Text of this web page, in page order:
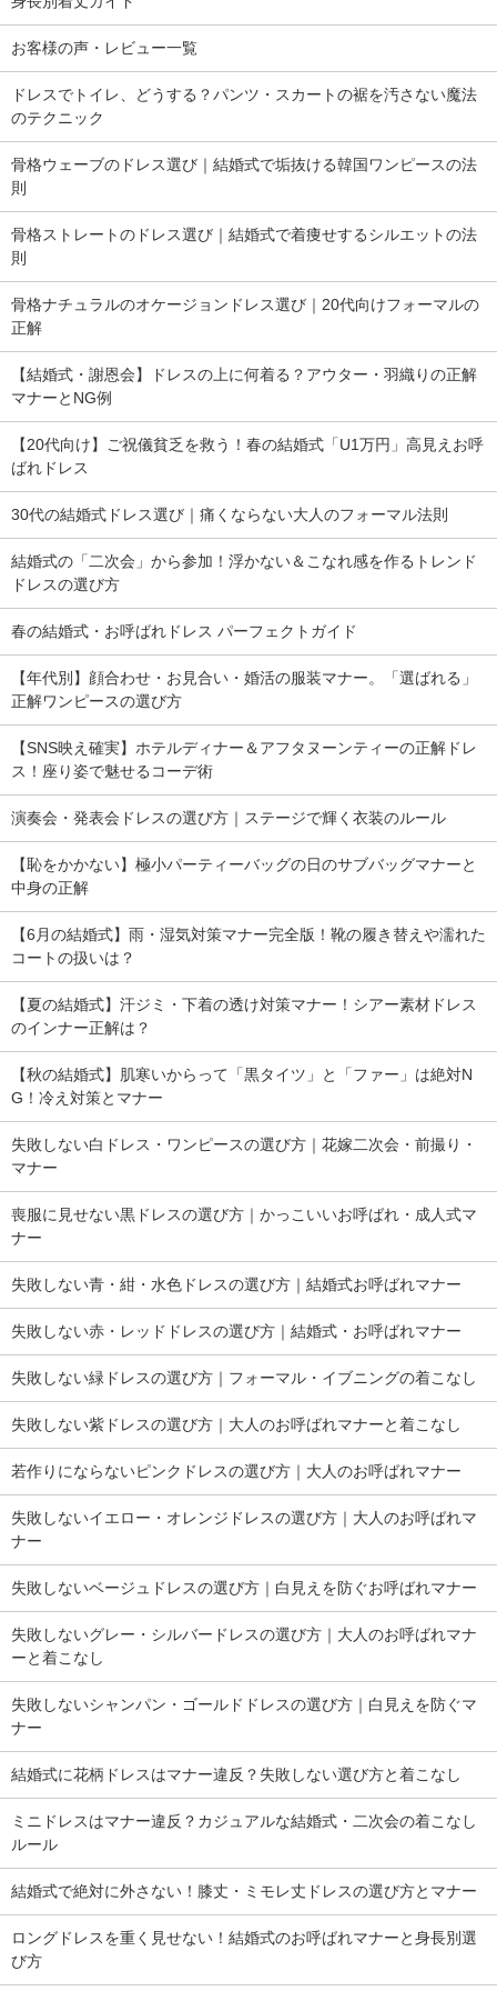
お客様の声・レビュー一覧
ドレスでトイレ、どうする？パンツ・スカートの裾を汚さない魔法
のテクニック
骨格ウェーブのドレス選び｜結婚式で垢抜ける韓国ワンピースの法
則
骨格ストレートのドレス選び｜結婚式で着痩せするシルエットの法
則
骨格ナチュラルのオケージョンドレス選び｜20代向けフォーマルの
正解
【結婚式・謝恩会】ドレスの上に何着る？アウター・羽織りの正解
マナーとNG例
【20代向け】ご祝儀貧乏を救う！春の結婚式「U1万円」高見えお呼
ばれドレス
30代の結婚式ドレス選び｜痛くならない大人のフォーマル法則
結婚式の「二次会」から参加！浮かない＆こなれ感を作るトレンド
ドレスの選び方
春の結婚式・お呼ばれドレス パーフェクトガイド
【年代別】顔合わせ・お見合い・婚活の服装マナー。「選ばれる」
正解ワンピースの選び方
【SNS映え確実】ホテルディナー＆アフタヌーンティーの正解ドレ
ス！座り姿で魅せるコーデ術
演奏会・発表会ドレスの選び方｜ステージで輝く衣装のルール
【恥をかかない】極小パーティーバッグの日のサブバッグマナーと
中身の正解
【6月の結婚式】雨・湿気対策マナー完全版！靴の履き替えや濡れた
コートの扱いは？
【夏の結婚式】汗ジミ・下着の透け対策マナー！シアー素材ドレス
のインナー正解は？
【秋の結婚式】肌寒いからって「黒タイツ」と「ファー」は絶対N
G！冷え対策とマナー
失敗しない白ドレス・ワンピースの選び方｜花嫁二次会・前撮り・
マナー
喪服に見せない黒ドレスの選び方｜かっこいいお呼ばれ・成人式マ
ナー
失敗しない青・紺・水色ドレスの選び方｜結婚式お呼ばれマナー
失敗しない赤・レッドドレスの選び方｜結婚式・お呼ばれマナー
失敗しない緑ドレスの選び方｜フォーマル・イブニングの着こなし
失敗しない紫ドレスの選び方｜大人のお呼ばれマナーと着こなし
若作りにならないピンクドレスの選び方｜大人のお呼ばれマナー
失敗しないイエロー・オレンジドレスの選び方｜大人のお呼ばれマ
ナー
失敗しないベージュドレスの選び方｜白見えを防ぐお呼ばれマナー
失敗しないグレー・シルバードレスの選び方｜大人のお呼ばれマナ
ーと着こなし
失敗しないシャンパン・ゴールドドレスの選び方｜白見えを防ぐマ
ナー
結婚式に花柄ドレスはマナー違反？失敗しない選び方と着こなし
ミニドレスはマナー違反？カジュアルな結婚式・二次会の着こなし
ルール
結婚式で絶対に外さない！膝丈・ミモレ丈ドレスの選び方とマナー
ロングドレスを重く見せない！結婚式のお呼ばれマナーと身長別選
び方